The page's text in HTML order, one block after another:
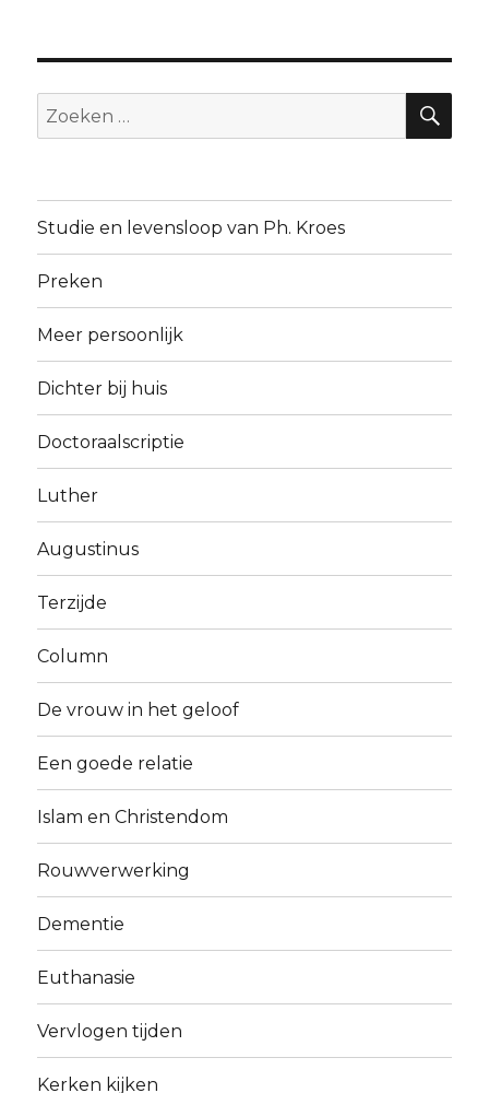
Zoeken
naar:
Studie en levensloop van Ph. Kroes
Preken
Meer persoonlijk
Dichter bij huis
Doctoraalscriptie
Luther
Augustinus
Terzijde
Column
De vrouw in het geloof
Een goede relatie
Islam en Christendom
Rouwverwerking
Dementie
Euthanasie
Vervlogen tijden
Kerken kijken